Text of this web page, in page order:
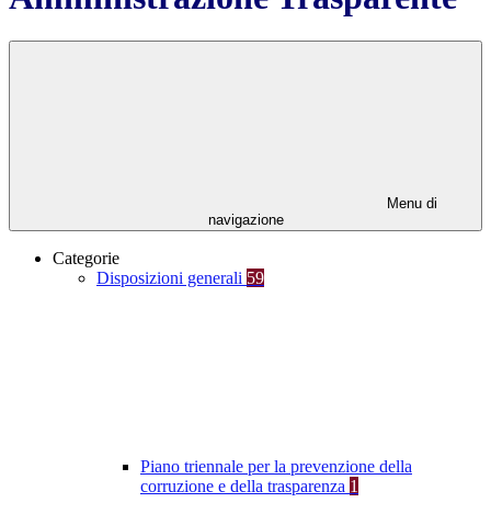
Menu di
navigazione
Categorie
Disposizioni generali 59
Piano triennale per la prevenzione della
corruzione e della trasparenza 1